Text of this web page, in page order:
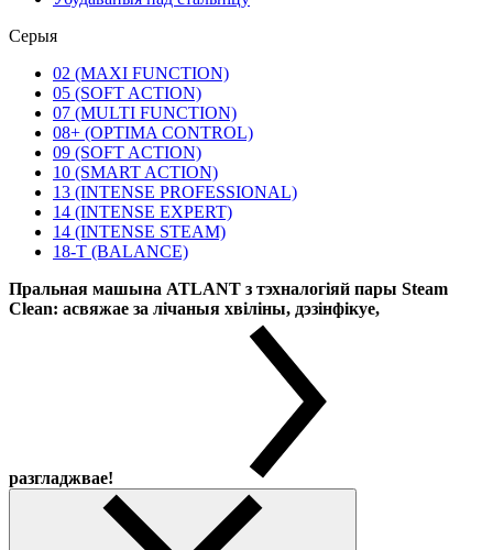
Серыя
02 (MAXI FUNCTION)
05 (SOFT ACTION)
07 (MULTI FUNCTION)
08+ (OPTIMA CONTROL)
09 (SOFT ACTION)
10 (SMART ACTION)
13 (INTENSE PROFESSIONAL)
14 (INTENSE EXPERT)
14 (INTENSE STEAM)
18-T (BALANCE)
Пральная машына ATLANT з тэхналогіяй пары Steam
Clean: асвяжае за лічаныя хвіліны, дэзінфікуе,
разгладжвае!